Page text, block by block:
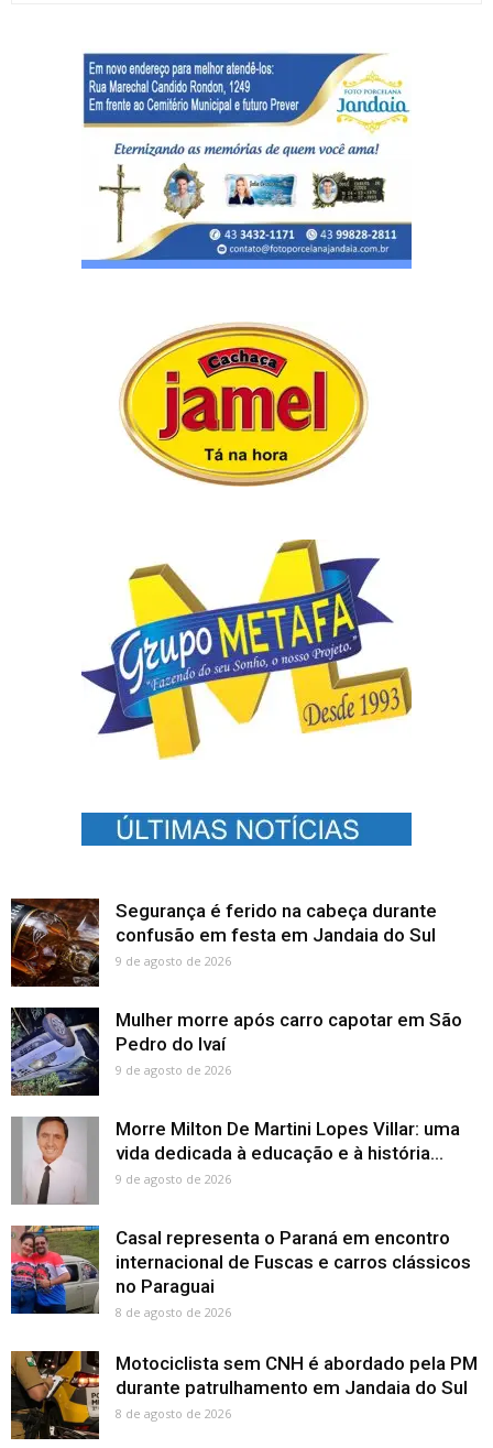
Segurança é ferido na cabeça durante
confusão em festa em Jandaia do Sul
9 de agosto de 2026
Mulher morre após carro capotar em São
Pedro do Ivaí
9 de agosto de 2026
Morre Milton De Martini Lopes Villar: uma
vida dedicada à educação e à história...
9 de agosto de 2026
Casal representa o Paraná em encontro
internacional de Fuscas e carros clássicos
no Paraguai
8 de agosto de 2026
Motociclista sem CNH é abordado pela PM
durante patrulhamento em Jandaia do Sul
8 de agosto de 2026